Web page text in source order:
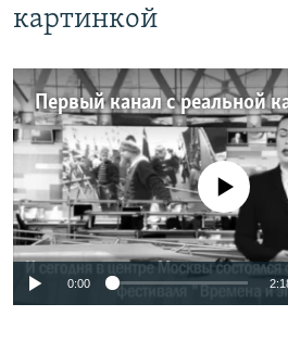
картинкой
Первый канал с реальной
No media source
0:00